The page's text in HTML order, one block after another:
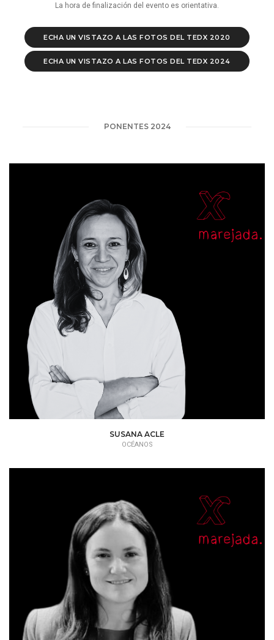
La hora de finalización del evento es orientativa.
ECHA UN VISTAZO A LAS FOTOS DEL TEDX 2020
ECHA UN VISTAZO A LAS FOTOS DEL TEDX 2024
PONENTES 2024
SUSANA ACLE
OCÉANOS